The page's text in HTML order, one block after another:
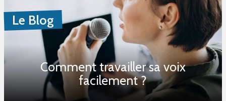
Le Blog
Comment travailler sa voix
facilement ?